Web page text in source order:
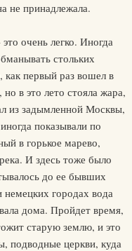
не принадлежала.
очень легко. Иногда
стольких
первый раз вошел в
в это лето стояла жара,
из задымленной Москвы,
показывали по
в горькое марево,
И здесь тоже было
до ее бывших
городах вода
дома. Пройдет время,
старую землю, и это
подводные церкви, куда